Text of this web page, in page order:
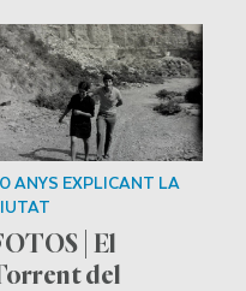
ANYS EXPLICANT LA
| El
del